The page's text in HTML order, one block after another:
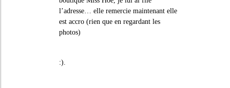
l’adresse… elle remercie maintenant elle
est accro (rien que en regardant les
photos)
:).